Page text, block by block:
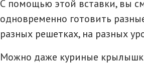
С помощью этой вставки, вы
одновременно готовить
разных решетках, на разных
Можно даже куриные